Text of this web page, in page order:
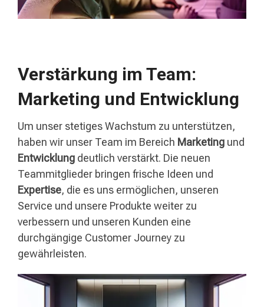
Verstärkung im Team:
Marketing und Entwicklung
Um unser stetiges Wachstum zu unterstützen,
haben wir unser Team im Bereich Marketing und
Entwicklung deutlich verstärkt. Die neuen
Teammitglieder bringen frische Ideen und
Expertise, die es uns ermöglichen, unseren
Service und unsere Produkte weiter zu
verbessern und unseren Kunden eine
durchgängige Customer Journey zu
gewährleisten.